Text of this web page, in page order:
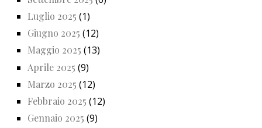
Luglio 2025 (1)
Giugno 2025 (12)
Maggio 2025 (13)
Aprile 2025 (9)
Marzo 2025 (12)
Febbraio 2025 (12)
Gennaio 2025 (9)